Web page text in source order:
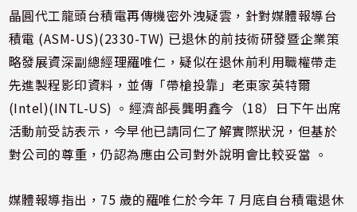
晶圓代工龍頭台積電再傳機密外洩疑雲，針對媒體報導台
積電 (ASM-US)(2330-TW) 已退休的前技術研發暨企業策
略發展資深副總經理羅唯仁，疑似在退休前利用職權帶走
先進製程影印資料，並傳「帶槍投靠」老東家英特爾
(Intel)(INTL-US) 。經濟部長龔明鑫今（18）日下午出席
活動前受訪表示，今早他已請同仁了解實際狀況，但基於
對公司的尊重，仍認為應由公司對外說明會比較妥當 。
媒體報導指出，75 歲的羅唯仁於今年 7 月底自台積電退休